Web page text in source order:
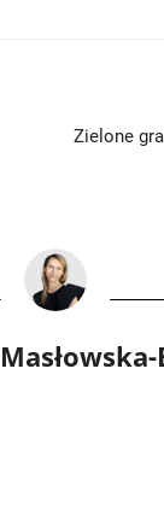
Zielone